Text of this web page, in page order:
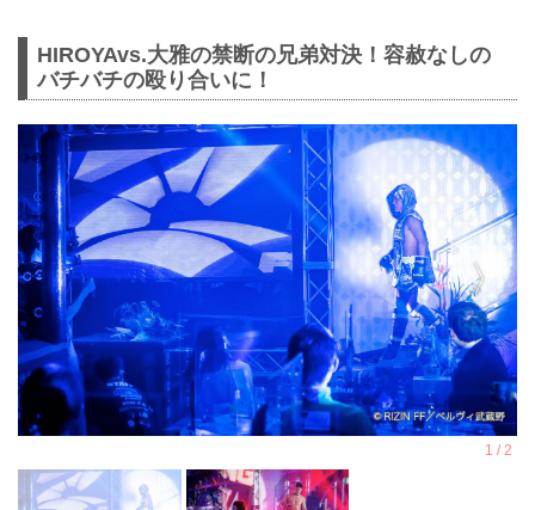
HIROYAvs.大雅の禁断の兄弟対決！容赦なしの
バチバチの殴り合いに！